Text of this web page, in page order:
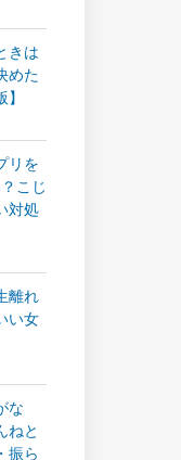
きは
めた
リを
こじ
対処
離れ
い女
な
ねと
振ら